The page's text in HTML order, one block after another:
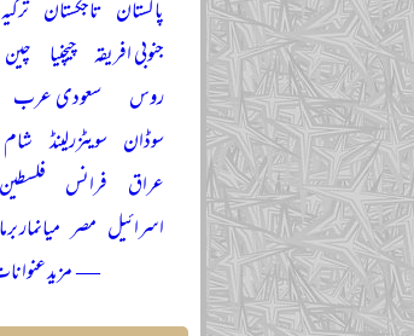
پاکستان تاجکستان ترکیہ
جنوبی افریقہ چیچنیا چین
روس
سعودی عرب
سوڈان سویٹزرلینڈ شام
عراق فرانس
اسرائیل مصر میانمار برما
— مزید